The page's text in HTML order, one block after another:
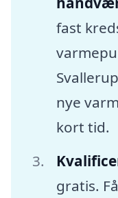
fast
nye
kort tid.
gratis.